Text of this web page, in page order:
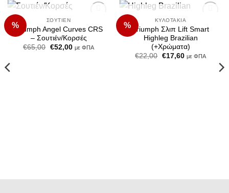
%
Wishlist
ΕΞΑΝΤΛΗΜΈΝΟ
ΣΟΥΤΙΈΝ
Triumph Angel Curves CRS
– Σουτιέν/Κορσές
€65,00 Original
€52,00Ημε ΦΠΑ
%
Wishlist
ΕΞΑΝΤΛΗΜΈΝΟ
ΚΥΛΟΤΆΚΙΑ
Triumph Σλιπ Lift Smart
Highleg Brazilian
(+Χρώματα)
€22,00 Original
€17,60Ημε ΦΠΑ